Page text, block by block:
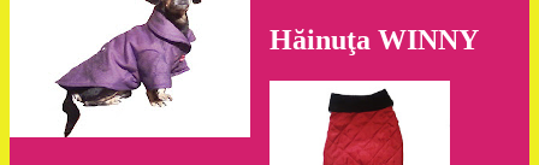
Hăinuţa WINNY